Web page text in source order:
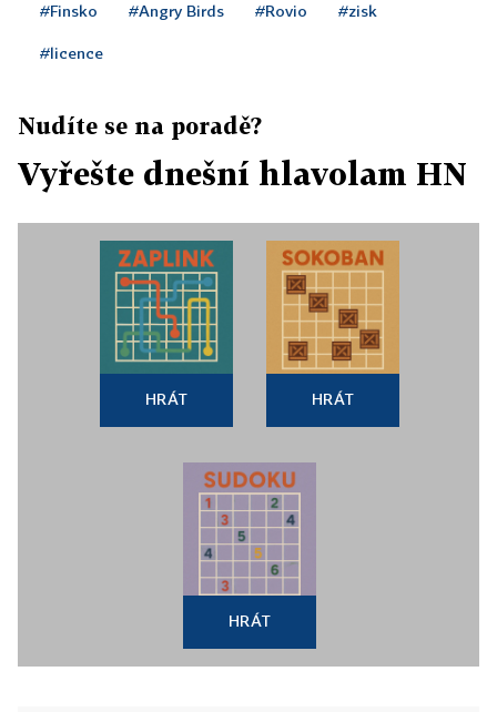
#Finsko #Angry Birds #Rovio #zisk
#licence
Nudíte se na poradě?
Vyřešte dnešní hlavolam HN
HRÁT HRÁT
HRÁT